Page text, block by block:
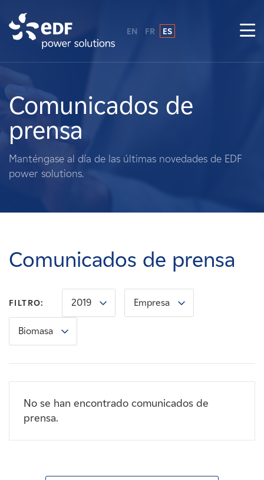
Sobre nosotros
Qué hacemos
Terratenientes
Carreras
Noticias
Contacte con
EN FR ES
Comunicados de
prensa
Manténgase al día de las últimas novedades de EDF
power solutions.
Comunicados de prensa
FILTRO: 2019 Empresa
Biomasa
No se han encontrado comunicados de
prensa.